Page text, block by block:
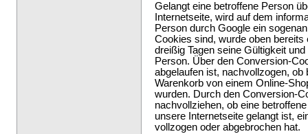
Gelangt eine betroffene Person
Internetseite, wird auf dem
Person durch Google ein
Cookies sind, wurde oben
dreißig Tagen seine Gültigkeit
Person. Über den Conversion-
abgelaufen ist, nachvollzogen,
Warenkorb von einem Online-
wurden. Durch den Conversion-
nachvollziehen, ob eine
unsere Internetseite gelangt ist,
vollzogen oder abgebrochen hat.